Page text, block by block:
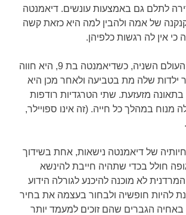
לתלם גם באמצעות עונשים. דיאמנטה
של אמה ולהבין למה היא כזאת קשה
כי אין לה רגשות כלפיהן.
בתחילת מלחמת העולם השניה, כשדיאמנטה בת 9, היא חווה
ילדות שלה מת בטביעה ולאחר מכן היא
מזעזעת. שתי הטרגדיות רודפות
מנוח במהלך כל חייה. (זה אינו ספויילר,
של דיאמנטה נישאות, אחת בשידוך
חולל בכדי שתהיה חייבת להינשא
לא מוכנה להיכנע לגורלה הידוע
להיות חופשיה ולבחור בעצמה את בחיר
הגברים שהם זוכים למעמד יותר